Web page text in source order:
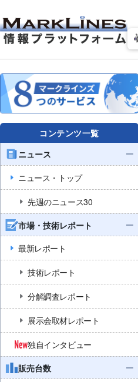
コンテンツ一覧
ニュース
ニュース・トップ
先週のニュース30
市場・技術レポート
最新レポート
技術レポート
分解調査レポート
展示会取材レポート
独自インタビュー
販売台数